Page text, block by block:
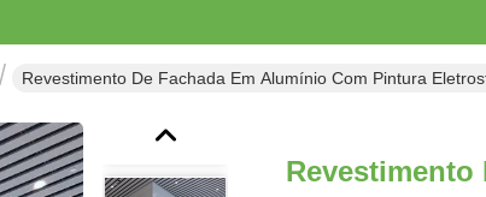
Revestimento De Fachada Em Alumínio Com Pintura
Revestimento